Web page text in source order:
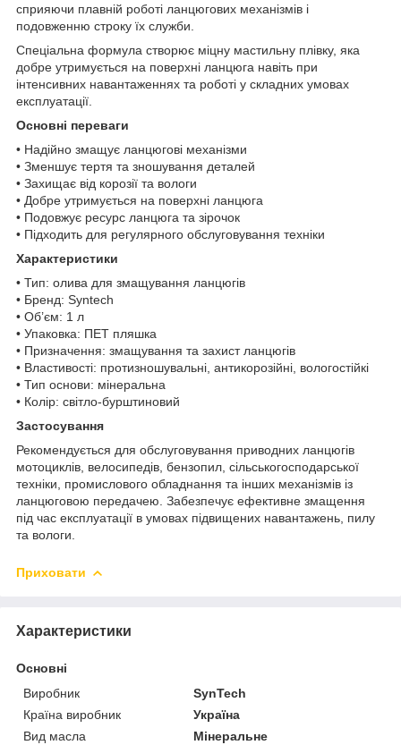
сприяючи плавній роботі ланцюгових механізмів і
подовженню строку їх служби.
Спеціальна формула створює міцну мастильну плівку, яка
добре утримується на поверхні ланцюга навіть при
інтенсивних навантаженнях та роботі у складних умовах
експлуатації.
Основні переваги
• Надійно змащує ланцюгові механізми
• Зменшує тертя та зношування деталей
• Захищає від корозії та вологи
• Добре утримується на поверхні ланцюга
• Подовжує ресурс ланцюга та зірочок
• Підходить для регулярного обслуговування техніки
Характеристики
• Тип: олива для змащування ланцюгів
• Бренд: Syntech
• Об’єм: 1 л
• Упаковка: ПЕТ пляшка
• Призначення: змащування та захист ланцюгів
• Властивості: протизношувальні, антикорозійні, вологостійкі
• Тип основи: мінеральна
• Колір: світло-бурштиновий
Застосування
Рекомендується для обслуговування приводних ланцюгів
мотоциклів, велосипедів, бензопил, сільськогосподарської
техніки, промислового обладнання та інших механізмів із
ланцюговою передачею. Забезпечує ефективне змащення
під час експлуатації в умовах підвищених навантажень, пилу
та вологи.
Приховати
Характеристики
Основні
Виробник
SynTech
Країна виробник
Україна
Вид масла
Мінеральне